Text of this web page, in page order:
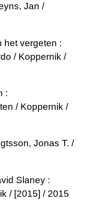
Jan /
het vergeten :
/ Koppernik /
:
/ Koppernik /
Jonas T. /
Slaney :
/ [2015] / 2015